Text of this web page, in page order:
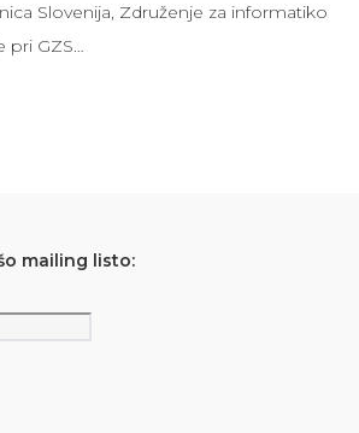
Slovenija, Združenje za informatiko
pri GZS…
mailing listo: